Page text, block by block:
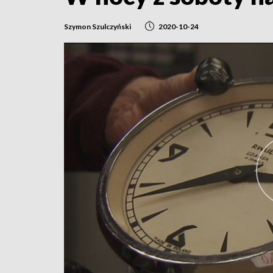
Szymon Szulczyński 2020-10-24